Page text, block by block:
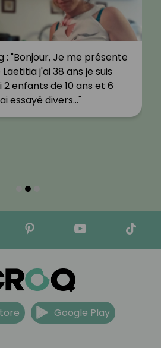
: "Bonjour, Je me présente
j'ai 38 ans je suis
enfants de 10 ans et 6
essayé divers…"
Google Play